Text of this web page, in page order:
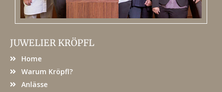
JUWELIER KRÖPFL
Home
Warum Kröpfl?
Anlässe